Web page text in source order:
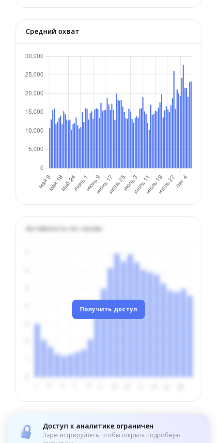
Средний охват
Активность по часам
Получить доступ
Доступ к аналитике ограничен
Зарегистрируйтесь, чтобы открыть подробную